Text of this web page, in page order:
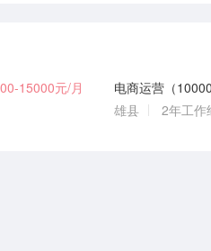
15000元/月
雄县
2年工作